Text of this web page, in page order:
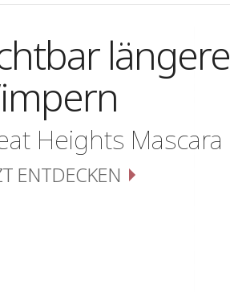
längere
Heights Mascara
ENTDECKEN